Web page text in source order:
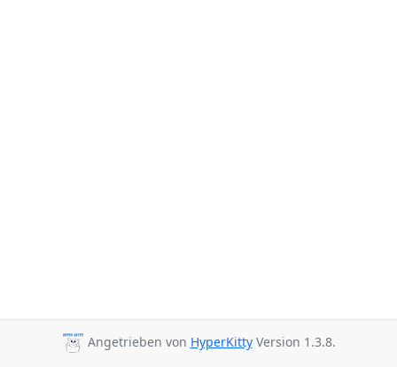
Angetrieben von HyperKittyVersion 1.3.8.